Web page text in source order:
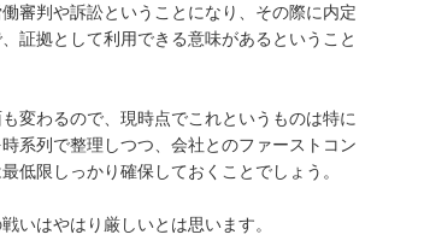
審判や訴訟ということになり、その際に内定
証拠として利用できる意味があるということ
変わるので、現時点でこれというものは特に
系列で整理しつつ、会社とのファーストコン
低限しっかり確保しておくことでしょう。
いはやはり厳しいとは思います。